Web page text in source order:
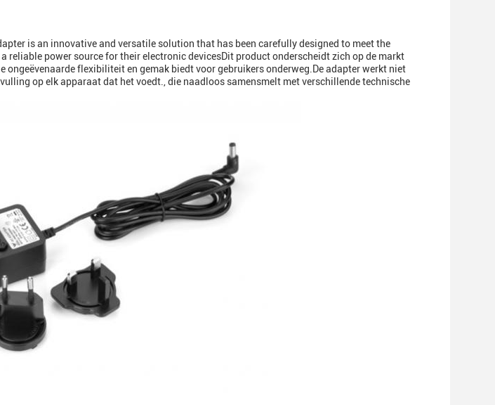
is an innovative and versatile solution that has been carefully designed to meet the
reliable power source for their electronic devicesDit product onderscheidt zich op de markt
ongeëvenaarde flexibiliteit en gemak biedt voor gebruikers onderweg.De adapter werkt niet
op elk apparaat dat het voedt., die naadloos samensmelt met verschillende technische